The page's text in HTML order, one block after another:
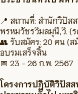
📍 สถานที่: สำนักวิปัส
พรหมวัชรวิมลมุนี,วิ. (ร
👥 รับสมัคร: 20 คน (ส
อบรมเสร็จสิ้น
📅 23 - 26 ก.พ. 2567
โครงการปฏิบัติวิปัส